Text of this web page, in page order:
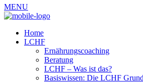
MENU
Home
LCHF
Ernährungscoaching
Beratung
LCHF – Was ist das?
Basiswissen: Die LCHF